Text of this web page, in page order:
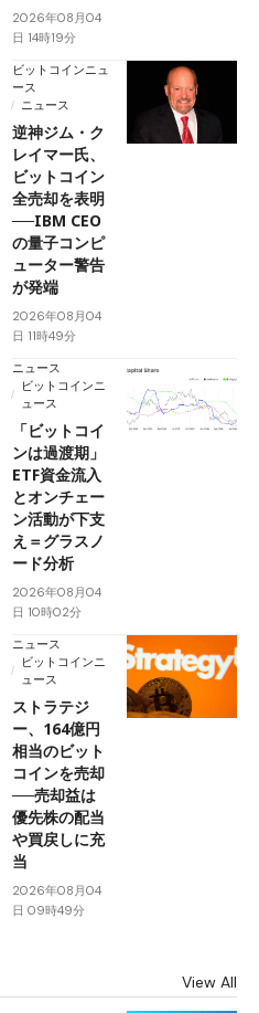
2026年08月04
日 14時19分
ビットコインニュ
ース
ニュース
逆神ジム・ク
レイマー氏、
ビットコイン
全売却を表明
──IBM CEO
の量子コンピ
ューター警告
が発端
2026年08月04
日 11時49分
ニュース
ビットコインニ
ュース
「ビットコイ
ンは過渡期」
ETF資金流入
とオンチェー
ン活動が下支
え＝グラスノ
ード分析
2026年08月04
日 10時02分
ニュース
ビットコインニ
ュース
ストラテジ
ー、164億円
相当のビット
コインを売却
──売却益は
優先株の配当
や買戻しに充
当
2026年08月04
日 09時49分
View All